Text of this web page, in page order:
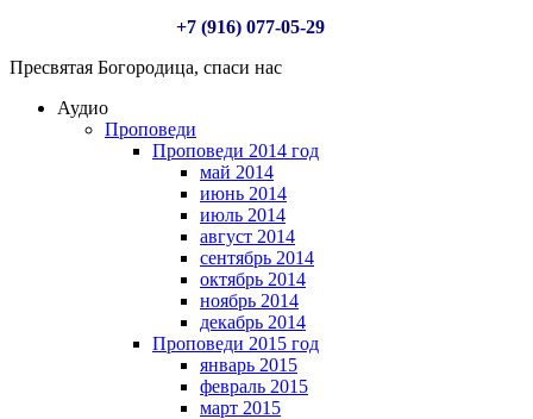
+7 (916) 077-05-29
Пресвятая Богородица, спаси нас
Аудио
Проповеди
Проповеди 2014 год
май 2014
июнь 2014
июль 2014
август 2014
сентябрь 2014
октябрь 2014
ноябрь 2014
декабрь 2014
Проповеди 2015 год
январь 2015
февраль 2015
март 2015